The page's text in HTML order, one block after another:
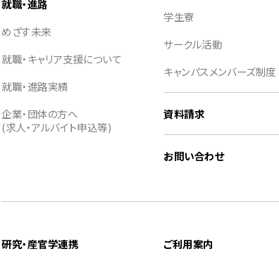
就職・進路
めざす未来
就職・キャリア支援について
就職・進路実績
企業・団体の方へ
(求人・アルバイト申込等)
学生寮
サークル活動
キャンパスメンバーズ制度
資料請求
お問い合わせ
研究・産官学連携
ご利用案内